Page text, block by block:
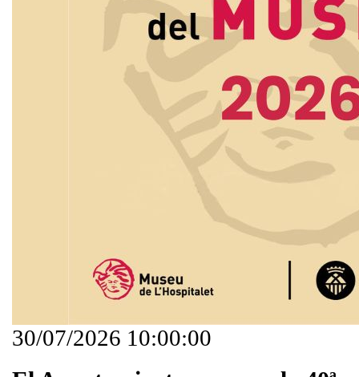
30/07/2026 10:00:00